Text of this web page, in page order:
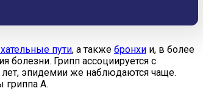
пути, а также бронхи и, в более
Грипп ассоциируется с
эпидемии же наблюдаются чаще.
гриппа A.